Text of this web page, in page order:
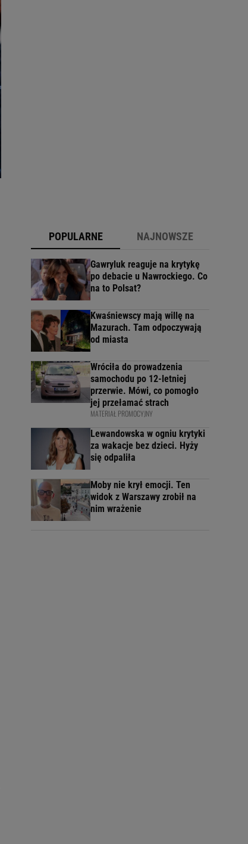
POPULARNE NAJNOWSZE
Gawryluk reaguje na krytykę
po debacie u Nawrockiego. Co
na to Polsat?
Kwaśniewscy mają willę na
Mazurach. Tam odpoczywają
od miasta
Wróciła do prowadzenia
samochodu po 12-letniej
przerwie. Mówi, co pomogło
jej przełamać strach
MATERIAŁ PROMOCYJNY
Lewandowska w ogniu krytyki
za wakacje bez dzieci. Hyży
się odpaliła
Moby nie krył emocji. Ten
widok z Warszawy zrobił na
nim wrażenie